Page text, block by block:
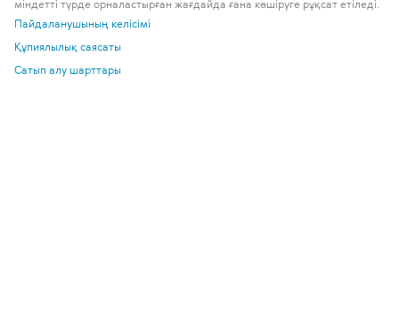
міндетті түрде орналастырған жағдайда ғана көшіруге рұқсат етіледі.
Пайдаланушының келісімі
Құпиялылық саясаты
Сатып алу шарттары